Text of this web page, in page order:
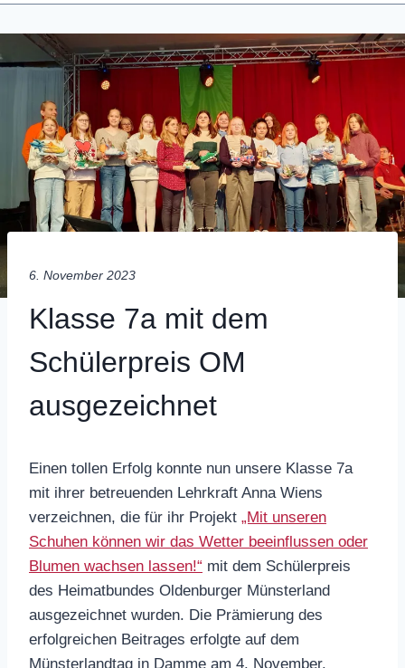
6. November 2023
Klasse 7a mit dem
Schülerpreis OM
ausgezeichnet
Einen tollen Erfolg konnte nun unsere Klasse 7a
mit ihrer betreuenden Lehrkraft Anna Wiens
verzeichnen, die für ihr Projekt „Mit unseren
Schuhen können wir das Wetter beeinflussen oder
Blumen wachsen lassen!“ mit dem Schülerpreis
des Heimatbundes Oldenburger Münsterland
ausgezeichnet wurden. Die Prämierung des
erfolgreichen Beitrages erfolgte auf dem
Münsterlandtag in Damme am 4. November.